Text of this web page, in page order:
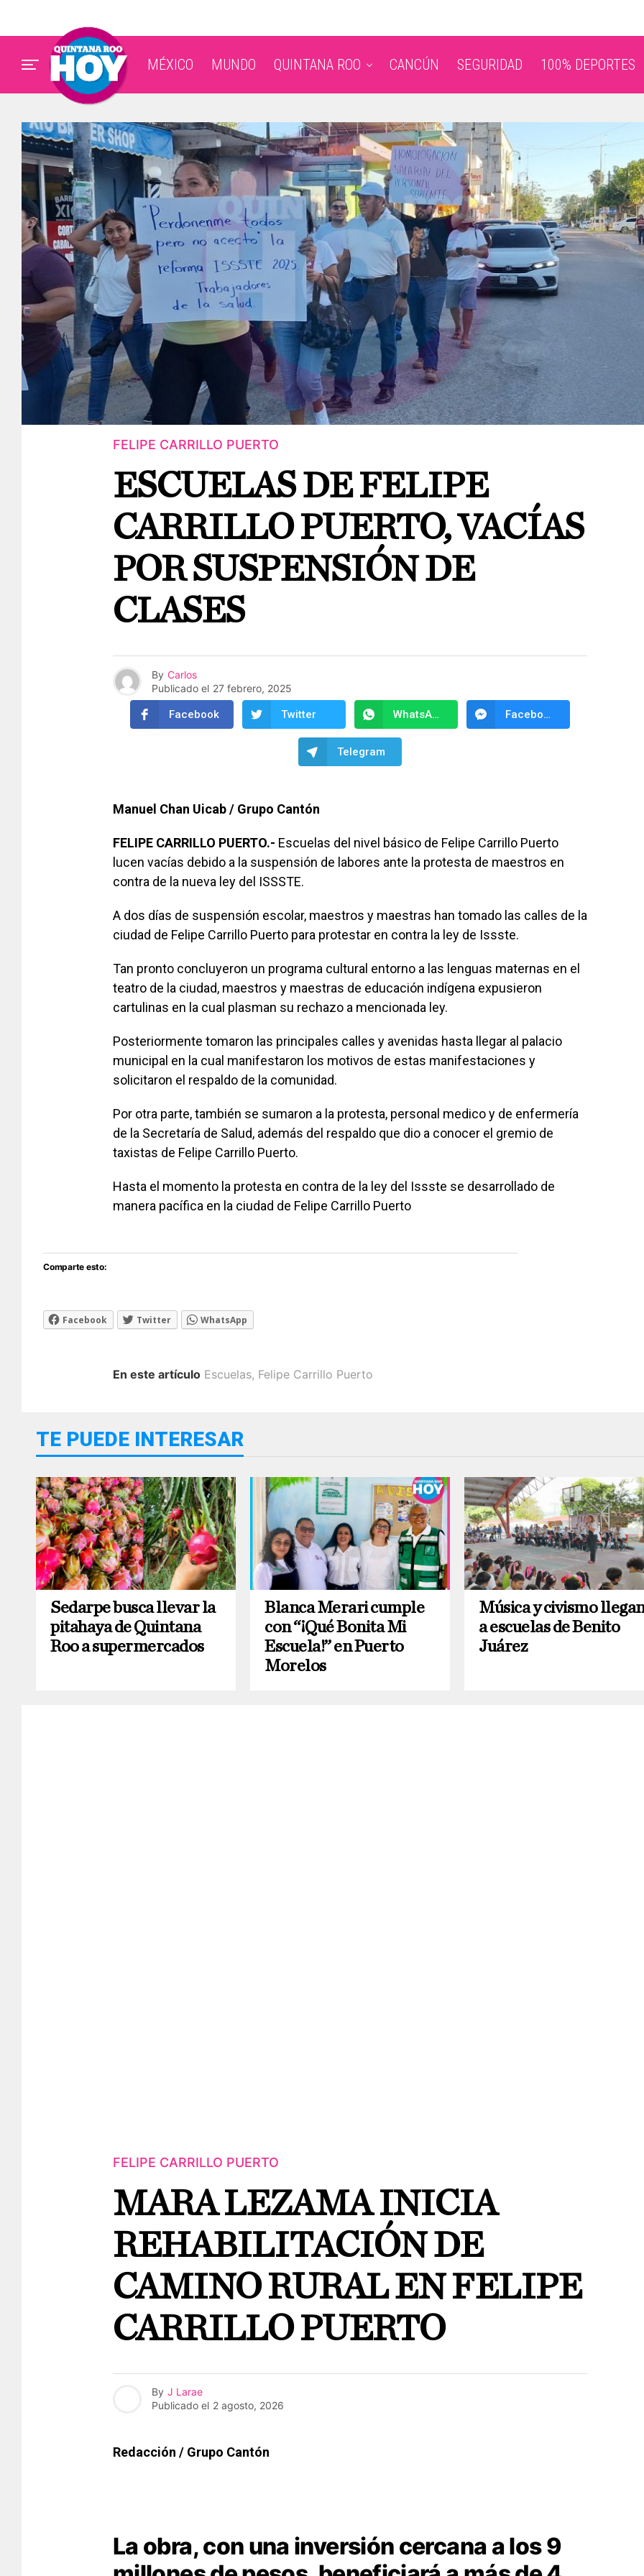
MÉXICO MUNDO QUINTANA ROO CANCÚN SEGURIDAD 100% DEPORTES
FELIPE CARRILLO PUERTO
ESCUELAS DE FELIPE
CARRILLO PUERTO, VACÍAS
POR SUSPENSIÓN DE
CLASES
By Carlos
Publicado el 27 febrero, 2025
Facebook Twitter WhatsApp Facebook Messenger
Telegram
Manuel Chan Uicab / Grupo Cantón
FELIPE CARRILLO PUERTO.- Escuelas del nivel básico de Felipe Carrillo Puerto
lucen vacías debido a la suspensión de labores ante la protesta de maestros en
contra de la nueva ley del ISSSTE.
A dos días de suspensión escolar, maestros y maestras han tomado las calles de la
ciudad de Felipe Carrillo Puerto para protestar en contra la ley de Issste.
Tan pronto concluyeron un programa cultural entorno a las lenguas maternas en el
teatro de la ciudad, maestros y maestras de educación indígena expusieron
cartulinas en la cual plasman su rechazo a mencionada ley.
Posteriormente tomaron las principales calles y avenidas hasta llegar al palacio
municipal en la cual manifestaron los motivos de estas manifestaciones y
solicitaron el respaldo de la comunidad.
Por otra parte, también se sumaron a la protesta, personal medico y de enfermería
de la Secretaría de Salud, además del respaldo que dio a conocer el gremio de
taxistas de Felipe Carrillo Puerto.
Hasta el momento la protesta en contra de la ley del Issste se desarrollado de
manera pacífica en la ciudad de Felipe Carrillo Puerto
Comparte esto:
Facebook Twitter WhatsApp
En este artículo Escuelas, Felipe Carrillo Puerto
TE PUEDE INTERESAR
Sedarpe busca llevar la
pitahaya de Quintana
Roo a supermercados
Blanca Merari cumple
con “¡Qué Bonita Mi
Escuela!” en Puerto
Morelos
Música y civismo
a escuelas de Benito
Juárez
FELIPE CARRILLO PUERTO
MARA LEZAMA INICIA
REHABILITACIÓN DE
CAMINO RURAL EN FELIPE
CARRILLO PUERTO
By J Larae
Publicado el 2 agosto, 2026
Redacción / Grupo Cantón
La obra, con una inversión cercana a los 9